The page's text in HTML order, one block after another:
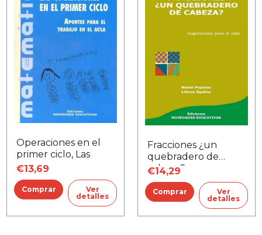
Operaciones en el
primer ciclo, Las
€13,69
Ver
detalles
Fracciones ¿un
quebradero de
cabeza?
€14,29
Ver
detalles